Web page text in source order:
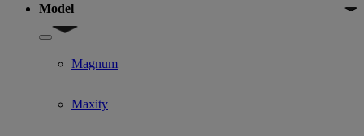
Model
Show submenu for Model
Magnum
Maxity